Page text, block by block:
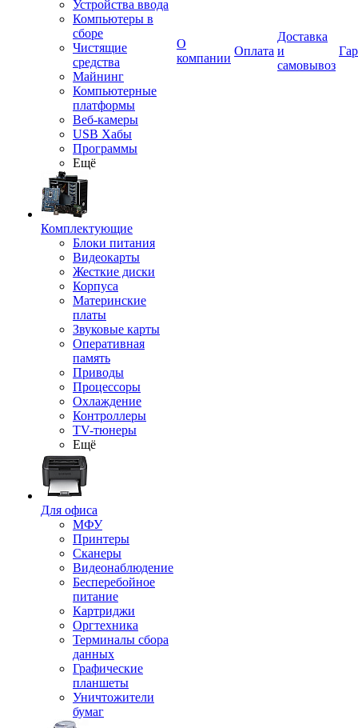
Устройства ввода
Компьютеры в
сборе
Чистящие
средства
Майнинг
Компьютерные
платформы
Веб-камеры
USB Хабы
Программы
Ещё
Комплектующие
Блоки питания
Видеокарты
Жесткие диски
Корпуса
Материнские
платы
Звуковые карты
Оперативная
память
Приводы
Процессоры
Охлаждение
Контроллеры
TV-тюнеры
Ещё
Для офиса
МФУ
Принтеры
Сканеры
Видеонаблюдение
Бесперебойное
питание
Картриджи
Оргтехника
Терминалы сбора
данных
Графические
планшеты
Уничтожители
бумаг
О
компании
Оплата
Доставка
и
самовывоз